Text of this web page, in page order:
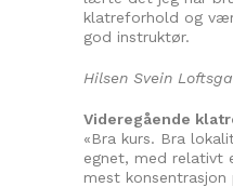
klatreforhold og
god instruktør.
Hilsen Svein
Videregående
«Bra kurs. Bra
egnet, med relativt
mest konsentrasjon